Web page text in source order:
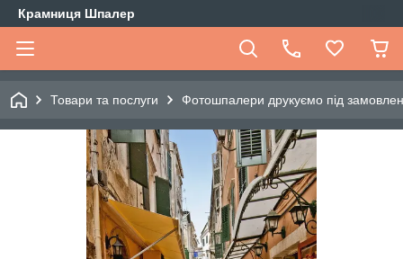
Крамниця Шпалер
Товари та послуги Фотошпалери друкуємо під